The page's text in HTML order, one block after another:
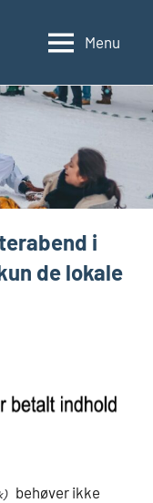
Menu
i
de lokale
behøver ikke